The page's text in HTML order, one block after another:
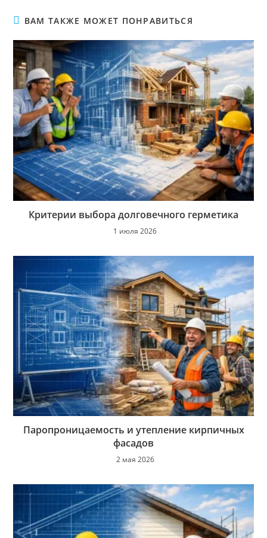
ВАМ ТАКЖЕ МОЖЕТ ПОНРАВИТЬСЯ
Критерии выбора долговечного герметика
1 июля 2026
Паропроницаемость и утепление кирпичных
фасадов
2 мая 2026